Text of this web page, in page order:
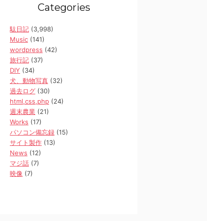
Categories
駄日記 (3,998)
Music (141)
wordpress (42)
旅行記 (37)
DIY (34)
犬、動物写真 (32)
過去ログ (30)
html,css,php (24)
週末農業 (21)
Works (17)
パソコン備忘録 (15)
サイト製作 (13)
News (12)
マジ話 (7)
映像 (7)